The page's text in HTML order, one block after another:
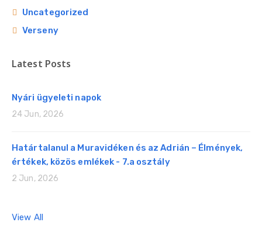
Uncategorized
Verseny
Latest Posts
Nyári ügyeleti napok
24 Jun, 2026
Határtalanul a Muravidéken és az Adrián – Élmények,
értékek, közös emlékek - 7.a osztály
2 Jun, 2026
View All